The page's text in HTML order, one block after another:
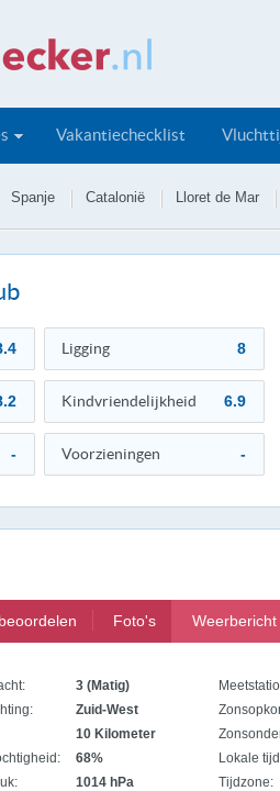
Vakantiechecklist
Spanje Catalonië Lloret de Mar
Ligging 8
Kindvriendelijkheid 6.9
- Voorzieningen -
Foto's Weerbericht
3 (Matig)
Zuid-West
10 Kilometer
68%
1014 hPa
Lokale
Tijdzone: